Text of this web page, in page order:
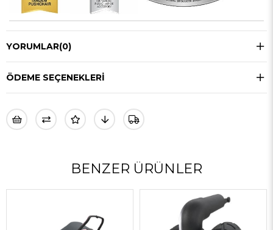
YORUMLAR(0)
ÖDEME SEÇENEKLERI
BENZER ÜRÜNLER